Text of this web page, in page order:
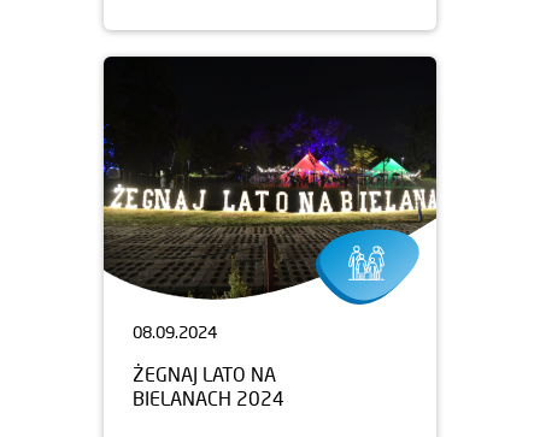
08.09.2024
ŻEGNAJ LATO NA
BIELANACH 2024